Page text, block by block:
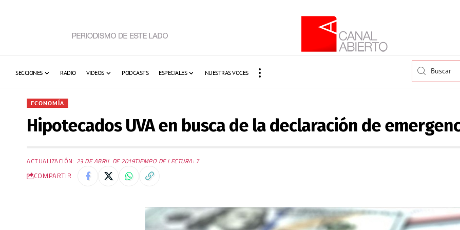
SECCIONES RADIO VIDEOS PODCASTS ESPECIALES NUESTRAS VOCES
ECONOMÍA
Hipotecados UVA en busca de la declaración de
ACTUALIZACIÓN: 23 DE ABRIL DE 2019TIEMPO DE LECTURA: 7
COMPARTIR